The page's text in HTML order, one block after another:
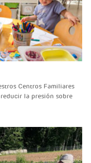
Centros Familiares
la presión sobre